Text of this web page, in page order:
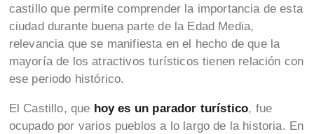
castillo que permite comprender la importancia de esta
ciudad durante buena parte de la Edad Media,
relevancia que se manifiesta en el hecho de que la
mayoría de los atractivos turísticos tienen relación con
ese periodo histórico.
El Castillo, que hoy es un parador turístico, fue
ocupado por varios pueblos a lo largo de la historia. En